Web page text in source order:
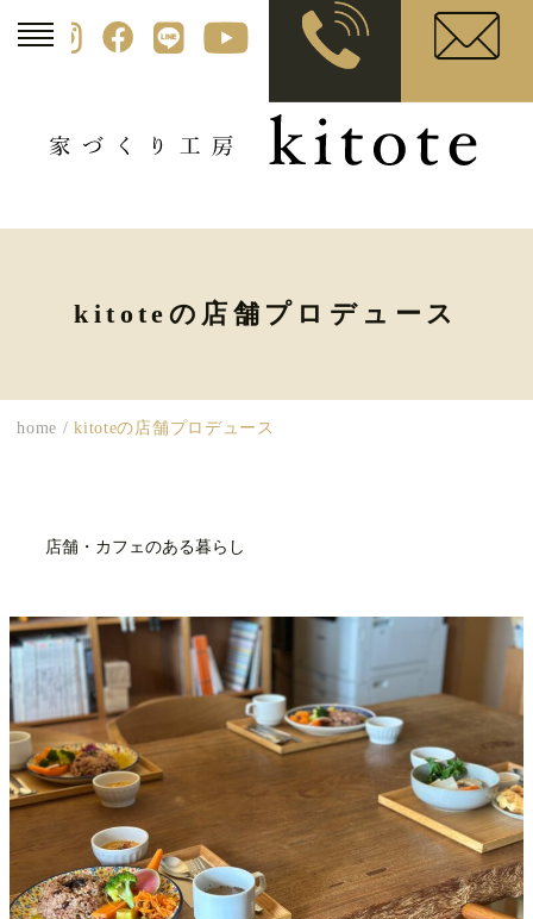
kitoteの店舗プロデュース
home /kitoteの店舗プロデュース
店舗・カフェのある暮らし